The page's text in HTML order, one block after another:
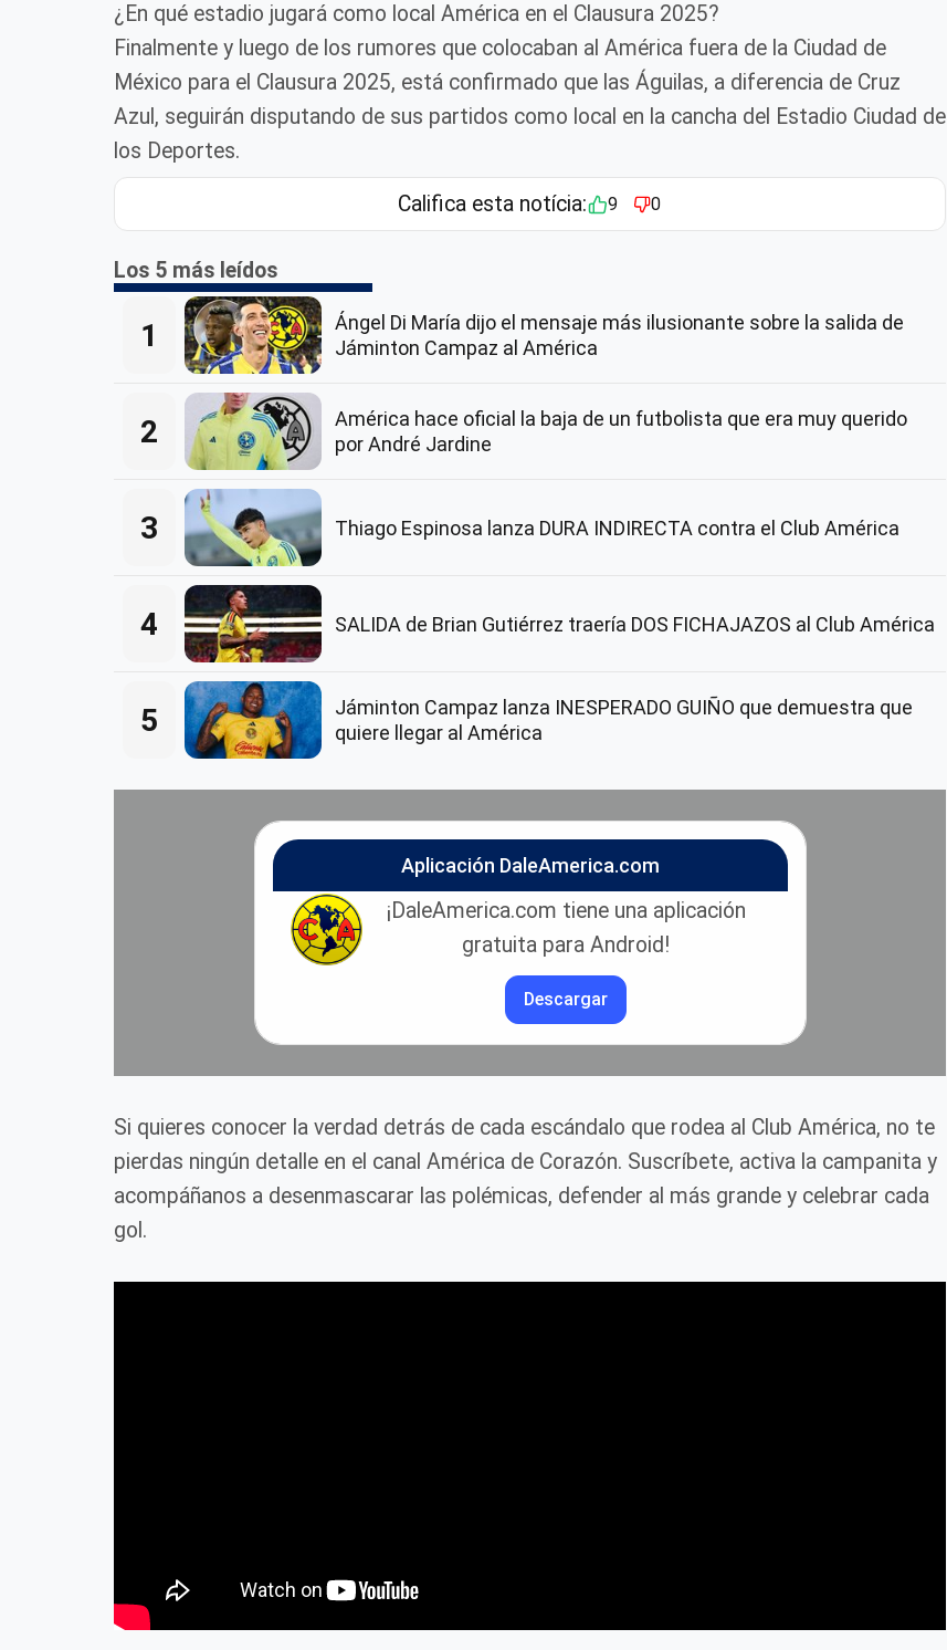
¿En qué estadio jugará como local América en el Clausura 2025?
Finalmente y luego de los rumores que colocaban al América fuera de la Ciudad de
México para el Clausura 2025, está confirmado que las Águilas, a diferencia de Cruz
Azul, seguirán disputando de sus partidos como local en la cancha del Estadio Ciudad de
los Deportes.
Califica esta notícia: 9 0
Los 5 más leídos
1
Ángel Di María dijo el mensaje más ilusionante sobre la salida de
Jáminton Campaz al América
2
América hace oficial la baja de un futbolista que era muy querido
por André Jardine
3 Thiago Espinosa lanza DURA INDIRECTA contra el Club América
4 SALIDA de Brian Gutiérrez traería DOS FICHAJAZOS al Club América
5
Jáminton Campaz lanza INESPERADO GUIÑO que demuestra que
quiere llegar al América
Aplicación DaleAmerica.com
¡DaleAmerica.com tiene una aplicación
gratuita para Android!
Descargar
Si quieres conocer la verdad detrás de cada escándalo que rodea al Club América, no te
pierdas ningún detalle en el canal América de Corazón. Suscríbete, activa la campanita y
acompáñanos a desenmascarar las polémicas, defender al más grande y celebrar cada
gol.